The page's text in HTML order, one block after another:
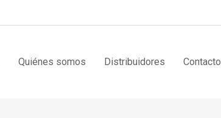
Quiénes somos Distribuidores Contacto